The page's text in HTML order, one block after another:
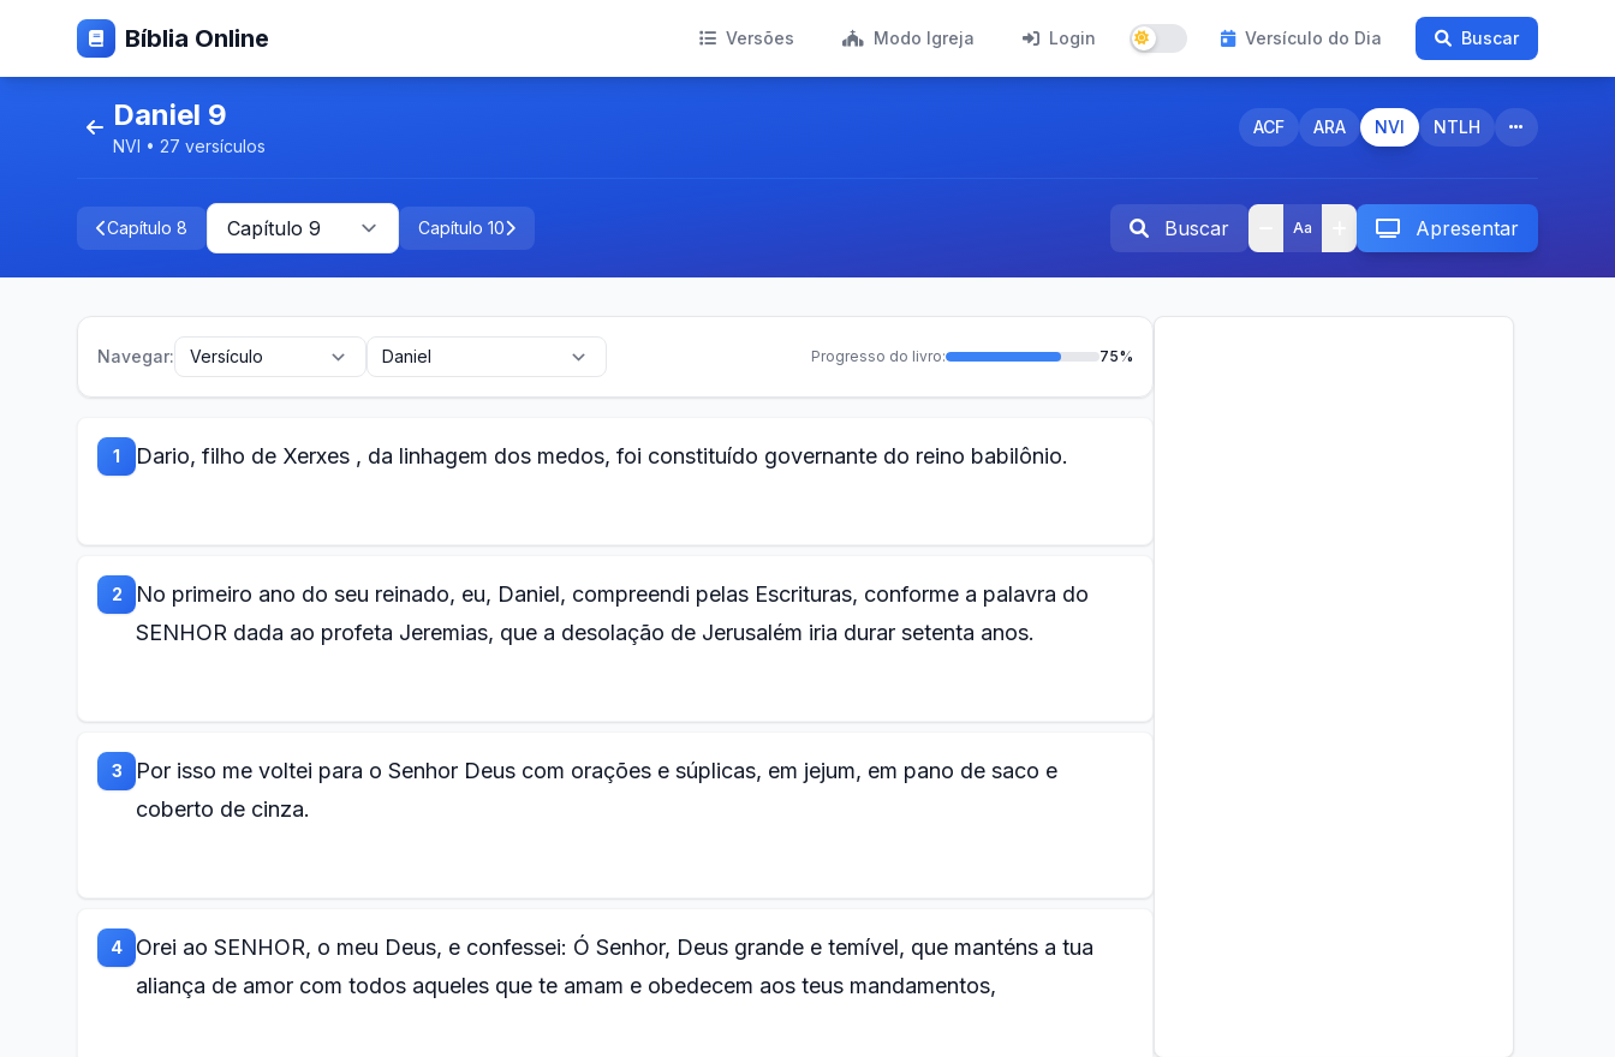
Bíblia Online Versões Modo Igreja Login Versículo do Dia Buscar
Daniel 9
NVI • 27 versículos
ACF ARA NVI NTLH
Capítulo 8 Capítulo 10 Buscar Aa Apresentar
Navegar: Progresso do livro: 75%
1 Dario, filho de Xerxes , da linhagem dos medos, foi constituído governante do reino babilônio.
2
No primeiro ano do seu reinado, eu, Daniel, compreendi pelas Escrituras, conforme a palavra do
SENHOR dada ao profeta Jeremias, que a desolação de Jerusalém iria durar setenta anos.
3
Por isso me voltei para o Senhor Deus com orações e súplicas, em jejum, em pano de saco e
coberto de cinza.
4
Orei ao SENHOR, o meu Deus, e confessei: Ó Senhor, Deus grande e temível, que manténs a tua
aliança de amor com todos aqueles que te amam e obedecem aos teus mandamentos,